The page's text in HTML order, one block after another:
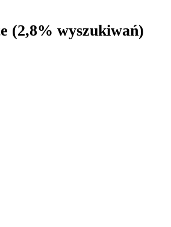
(2,8% wyszukiwań)